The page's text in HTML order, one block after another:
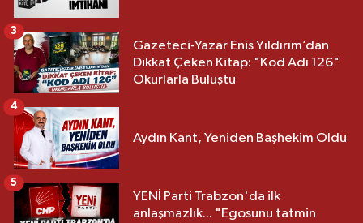
Gazeteci-Yazar Enis Yıldırım’dan
Dikkat Çeken Kitap: "Kod Adı 126"
Okurlarla Buluştu
3
Aydın Kant, Yeniden Başhekim Oldu
4
YENİ Parti Trabzon'da ilk
anlaşmazlık... "Egosunu tatmin
5